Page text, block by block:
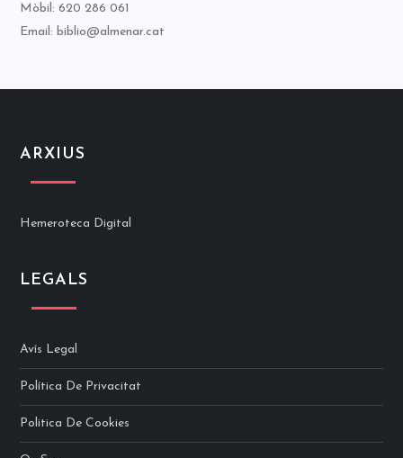
Mòbil: 620 286 061
Email: biblio@almenar.cat
ARXIUS
Hemeroteca Digital
LEGALS
Avís Legal
Política De Privacitat
Politica De Cookies